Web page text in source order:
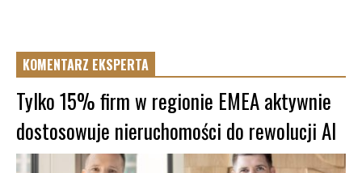
KOMENTARZ EKSPERTA
Tylko 15% firm w regionie EMEA aktywnie
dostosowuje nieruchomości do rewolucji AI